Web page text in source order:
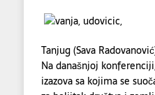
Tanjug (Sava
Na današnjoj
izazova sa kojima se